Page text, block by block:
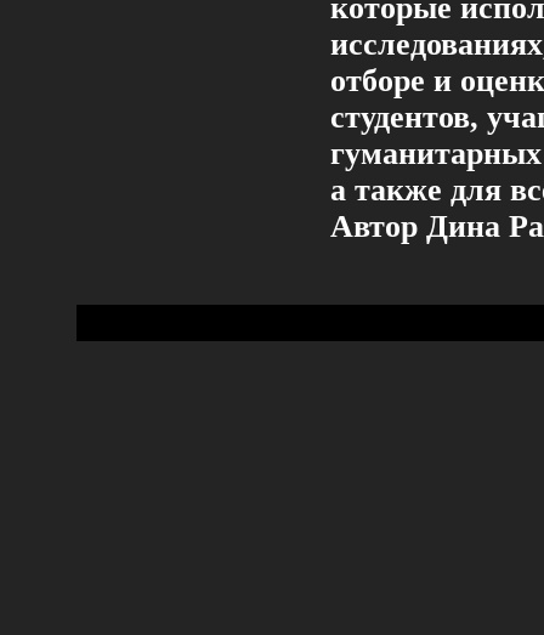
которые
отборе и
студентов,
а также для
Автор Дина